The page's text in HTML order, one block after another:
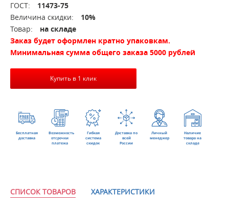
ГОСТ:
11473-75
Величина скидки:
10%
Товар:
на складе
Заказ будет оформлен кратно упаковкам.
Минимальная сумма общего заказа 5000 рублей
Купить в 1 клик
Бесплатная
доставка
Возможность
отсрочки
платежа
Гибкая
система
скидок
Доставка по
всей
России
Личный
менеджер
Наличие
товара на
складе
СПИСОК ТОВАРОВ
ХАРАКТЕРИСТИКИ